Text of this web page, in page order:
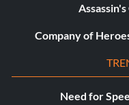
Company of
Need for